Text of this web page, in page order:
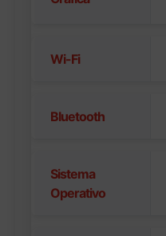
Wi-Fi
Bluetooth
Sistema
Operativo